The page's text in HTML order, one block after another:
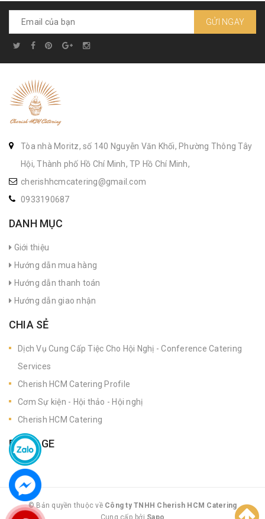
GỬI NGAY
Tòa nhà Moritz, số 140 Nguyễn Văn Khối, Phường Thông Tây
Hội, Thành phố Hồ Chí Minh, TP Hồ Chí Minh,
cherishhcmcatering@gmail.com
0933190687
DANH MỤC
Giới thiệu
Hướng dẫn mua hàng
Hướng dẫn thanh toán
Hướng dẫn giao nhận
CHIA SẺ
Dịch Vụ Cung Cấp Tiệc Cho Hội Nghị - Conference Catering
Services
Cherish HCM Catering Profile
Cơm Sự kiện - Hội thảo - Hội nghị
Cherish HCM Catering
FANPAGE
© Bản quyền thuộc về Công ty TNHH Cherish HCM Catering
|
Cung cấp bởi Sapo